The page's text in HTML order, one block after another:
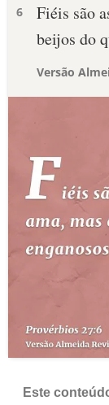
6
Fiéis são
beijos do
Versão
Este